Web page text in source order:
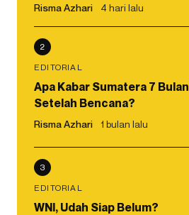
Risma Azhari 4 hari lalu
2
EDITORIAL
Apa Kabar Sumatera 7 Bulan
Setelah Bencana?
Risma Azhari 1 bulan lalu
3
EDITORIAL
WNI, Udah Siap Belum?